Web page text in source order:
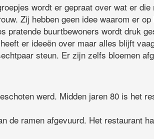
wordt er gepraat over wat er die
Zij hebben geen idee waarom er op
pratende buurtbewoners wordt druk
er ideeën over maar alles blijft
steun. Er zijn zelfs bloemen
werd. Midden jaren 80 is het
de ramen afgevuurd. Het restaurant